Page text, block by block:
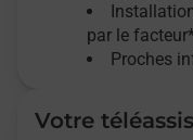
par le
Proches
Votre